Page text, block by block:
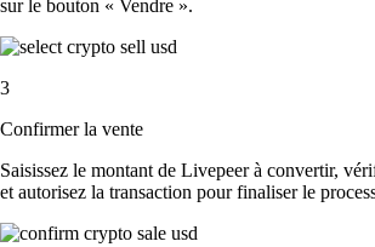
sur le bouton « Vendre ».
3
Confirmer la vente
Saisissez le montant de Livepeer à convertir,
et autorisez la transaction pour finaliser le